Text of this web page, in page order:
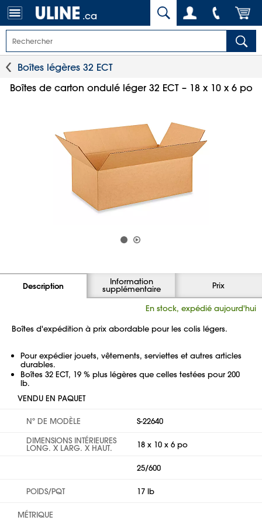
.ca
Boîtes légères 32 ECT
Boîtes de carton ondulé léger 32 ECT – 18 x 10 x 6 po
Description Information
supplémentaire Prix
En stock, expédié aujourd'hui
Boîtes d'expédition à prix abordable pour les colis légers.
Pour expédier jouets, vêtements, serviettes et autres articles
durables.
Boîtes 32 ECT, 19 % plus légères que celles testées pour 200
lb.
VENDU EN PAQUET
Nº DE MODÈLE
S-22640
DIMENSIONS INTÉRIEURES
LONG. X LARG. X HAUT. 18 x 10 x 6 po
25/600
POIDS/PQT 17 lb
MÉTRIQUE